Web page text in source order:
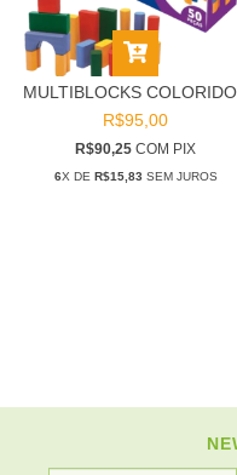
MULTIBLOCKS
R$95,00
R$90,25 COM PIX
6X DE R$15,83 SEM JUROS